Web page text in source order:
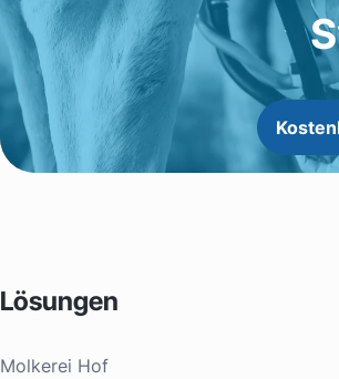
Lösungen
Molkerei Hof